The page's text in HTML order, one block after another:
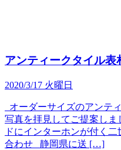
アンティークタイル
2020/3/17 火曜日
オーダーサイズのアンテ
写真を拝見してご提案し
ドにインターホンが付く
合わせ 静岡県に送 […]